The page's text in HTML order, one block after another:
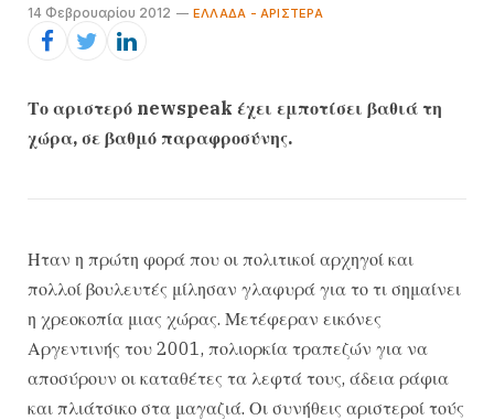
14 Φεβρουαρίου 2012 ΕΛΛΆΔΑ - ΑΡΙΣΤΕΡΆ
Το αριστερό newspeak έχει εμποτίσει βαθιά τη
χώρα, σε βαθμό παραφροσύνης.
Ηταν η πρώτη φορά που οι πολιτικοί αρχηγοί και
πολλοί βουλευτές μίλησαν γλαφυρά για το τι σημαίνει
η χρεοκοπία μιας χώρας. Μετέφεραν εικόνες
Αργεντινής του 2001, πολιορκία τραπεζών για να
αποσύρουν οι καταθέτες τα λεφτά τους, άδεια ράφια
και πλιάτσικο στα μαγαζιά. Οι συνήθεις αριστεροί τούς